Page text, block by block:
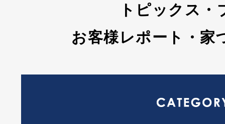
トピックス・
お客様レポート・家